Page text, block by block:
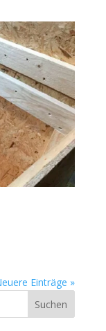
Einträge »
Suchen